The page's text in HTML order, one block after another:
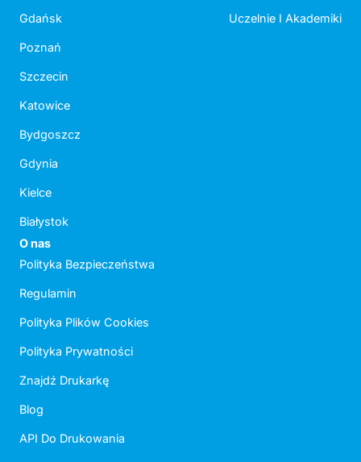
Gdańsk
Poznań
Szczecin
Katowice
Bydgoszcz
Gdynia
Kielce
Białystok
Uczelnie I Akademiki
O nas
Polityka Bezpieczeństwa
Regulamin
Polityka Plików Cookies
Polityka Prywatności
Znajdź Drukarkę
Blog
API Do Drukowania